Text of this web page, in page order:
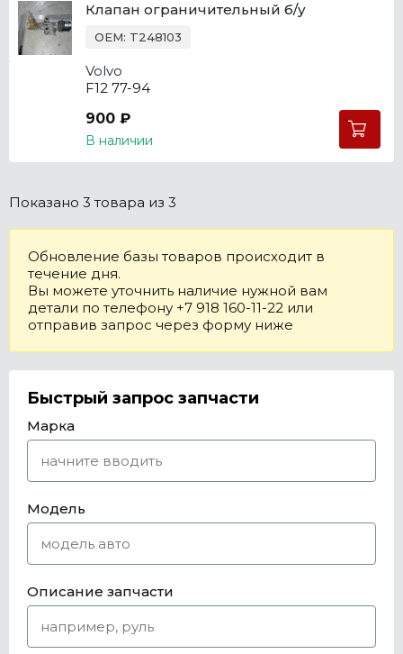
Клапан ограничительный б/у
OEM: T248103
Volvo
F12 77-94
900 ₽
В наличии
Показано 3 товара из 3
Обновление базы товаров происходит в
течение дня.
Вы можете уточнить наличие нужной вам
детали по телефону +7 918 160-11-22 или
отправив запрос через форму ниже
Быстрый запрос запчасти
Марка
Модель
Описание запчасти